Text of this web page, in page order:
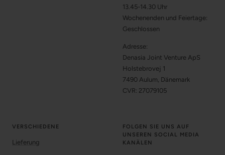
13.45-14.30 Uhr
Wochenenden und Feiertage:
Geschlossen
Adresse:
Denasia Joint Venture ApS
Holstebrovej 1
7490 Aulum, Dänemark
CVR: 27079105
VERSCHIEDENE
Lieferung
FOLGEN SIE UNS AUF
UNSEREN SOCIAL MEDIA
KANÄLEN